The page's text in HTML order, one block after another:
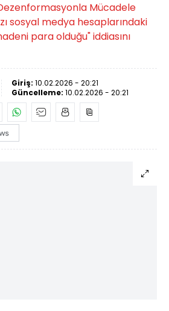
Mücadele
sosyal medya hesaplarındaki
para olduğu" iddiasını
Giriş: 10.02.2026 - 20:21
Güncelleme: 10.02.2026 - 20:21